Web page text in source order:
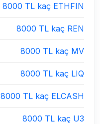
8000 TL kaç ETHFIN
8000 TL kaç REN
8000 TL kaç MV
8000 TL kaç LIQ
8000 TL kaç ELCASH
8000 TL kaç U3